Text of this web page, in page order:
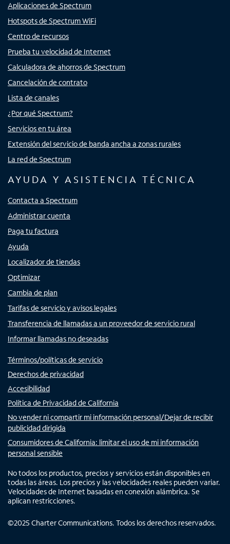
Aplicaciones de Spectrum
Hotspots de Spectrum WiFi
Centro de recursos
Prueba tu velocidad de Internet
Calculadora de ahorros de Spectrum
Cancelación de contrato
Lista de canales
¿Por qué Spectrum?
Servicios en tu área
Extensión del servicio de banda ancha a zonas rurales
La red de Spectrum
AYUDA Y ASISTENCIA TÉCNICA
Contacta a Spectrum
Administrar cuenta
Paga tu factura
Ayuda
Localizador de tiendas
Optimizar
Cambia de plan
Tarifas de servicio y avisos legales
Transferencia de llamadas a un proveedor de servicio rural
Informar llamadas no deseadas
Términos/políticas de servicio
Derechos de privacidad
Accesibilidad
Política de Privacidad de California
No vender ni compartir mi información personal/Dejar de recibir
publicidad dirigida
Consumidores de California: limitar el uso de mi información
personal sensible
No todos los productos, precios y servicios están disponibles en
todas las áreas. Los precios y las velocidades reales pueden variar.
Velocidades de Internet basadas en conexión alámbrica. Se
aplican restricciones.
©2025 Charter Communications. Todos los derechos reservados.